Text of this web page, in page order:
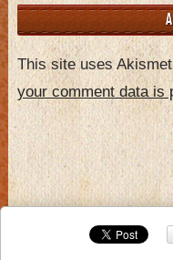
This site uses
your comment data is